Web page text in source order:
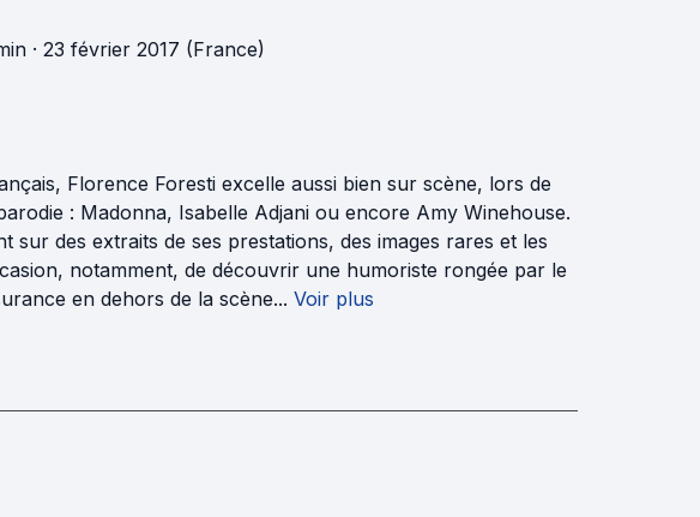
· 23 février 2017 (France)
Florence Foresti excelle aussi bien sur scène, lors de
: Madonna, Isabelle Adjani ou encore Amy Winehouse.
des extraits de ses prestations, des images rares et les
notamment, de découvrir une humoriste rongée par le
en dehors de la scène... Voir plus